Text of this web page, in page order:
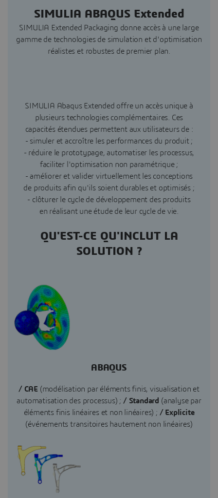
SIMULIA ABAQUS Extended
SIMULIA Extended Packaging donne accès à une large
gamme de technologies de simulation et d'optimisation
réalistes et robustes de premier plan.
SIMULIA Abaqus Extended offre un accès unique à
plusieurs technologies complémentaires. Ces
capacités étendues permettent aux utilisateurs de :
- simuler et accroître les performances du produit ;
- réduire le prototypage, automatiser les processus,
faciliter l'optimisation non paramétrique ;
- améliorer et valider virtuellement les conceptions
de produits afin qu'ils soient durables et optimisés ;
- clôturer le cycle de développement des produits
en réalisant une étude de leur cycle de vie.
QU'EST-CE QU'INCLUT LA
SOLUTION ?
ABAQUS
/ CAE (modélisation par éléments finis, visualisation et
automatisation des processus) ; / Standard (analyse par
éléments finis linéaires et non linéaires) ; / Explicite
(événements transitoires hautement non linéaires)